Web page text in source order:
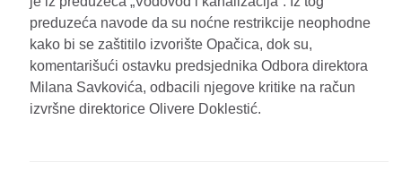
preduzeća navode da su noćne restrikcije neophodne
kako bi se zaštitilo izvorište Opačica, dok su,
komentarišući ostavku predsjednika Odbora direktora
Milana Savkovića, odbacili njegove kritike na račun
izvršne direktorice Olivere Doklestić.